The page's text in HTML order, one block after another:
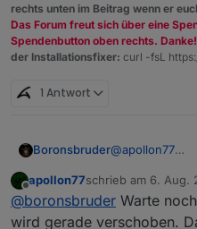
rechts unten im Beitrag wenn er
Das Forum freut sich über eine
Spendenbutton oben rechts. Danke!
der Installationsfixer: curl -fsL
1 Antwort
Boronsbruder@apollon77
Finde den
Offline
apollon77schrieb am 6. Aug.
zuletzt editiert von
@boronsbruder Warte
wird gerade verschoben.